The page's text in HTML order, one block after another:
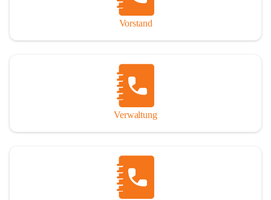
Vorstand
Verwaltung